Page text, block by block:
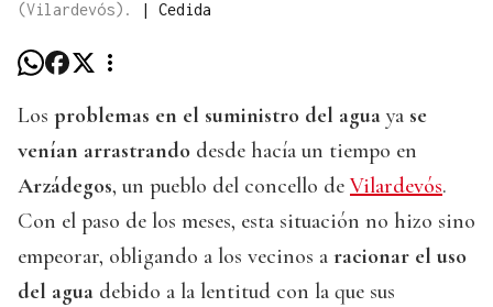
(Vilardevós).
| Cedida
Los problemas en el suministro del agua ya se
venían arrastrando desde hacía un tiempo en
Arzádegos, un pueblo del concello de Vilardevós.
Con el paso de los meses, esta situación no hizo sino
empeorar, obligando a los vecinos a racionar el uso
del agua debido a la lentitud con la que sus